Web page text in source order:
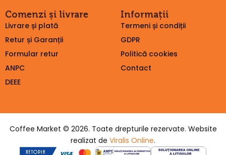
Comenzi și livrare
Livrare și plată
Retur și Garanții
Formular retur
ANPC
DEEE
Informații
Termeni și condiții
GDPR
Politică cookies
Contact
Coffee Market © 2026. Toate drepturile rezervate. Website
realizat de Viralis Online.